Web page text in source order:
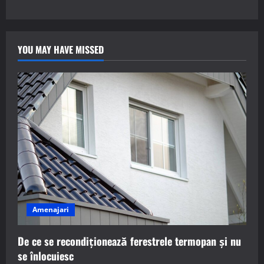
YOU MAY HAVE MISSED
Amenajari
De ce se recondiționează ferestrele termopan și nu
se înlocuiesc